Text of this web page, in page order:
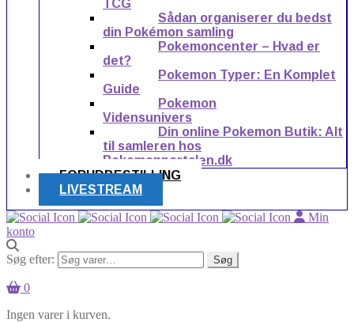
TCG
Sådan organiserer du bedst
din Pokémon samling
Pokemoncenter – Hvad er
det?
Pokemon Typer: En Komplet
Guide
Pokemon
Vidensunivers
Din online Pokemon Butik: Alt
til samleren hos
Pokemonportalen.dk
FORUDBESTILLING
LIVESTREAM
Min
konto
Søg efter: Søg
0
Ingen varer i kurven.